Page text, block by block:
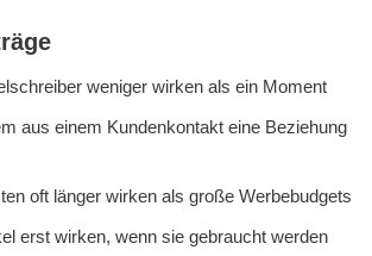
weniger wirken als ein Moment
aus einem Kundenkontakt eine Beziehung
oft länger wirken als große Werbebudgets
erst wirken, wenn sie gebraucht werden